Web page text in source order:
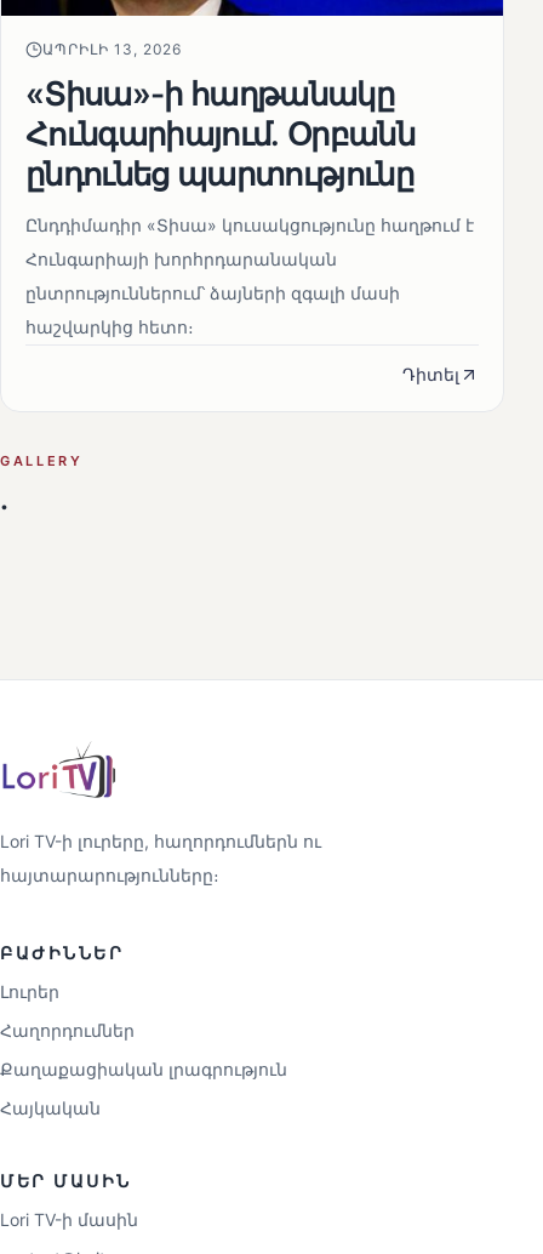
ԱՊՐԻԼԻ 13, 2026
«Տիսա»-ի հաղթանակը
Հունգարիայում․ Օրբանն
ընդունեց պարտությունը
Ընդդիմադիր «Տիսա» կուսակցությունը հաղթում է
Հունգարիայի խորհրդարանական
ընտրություններում՝ ձայների զգալի մասի
հաշվարկից հետո։
Դիտել
GALLERY
.
Lori TV-ի լուրերը, հաղորդումներն ու
հայտարարությունները։
ԲԱԺԻՆՆԵՐ
Լուրեր
Հաղորդումներ
Քաղաքացիական լրագրություն
Հայկական
ՄԵՐ ՄԱՍԻՆ
Lori TV-ի մասին